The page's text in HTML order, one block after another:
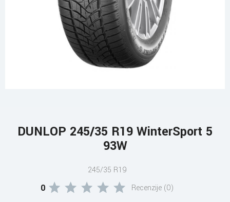
DUNLOP 245/35 R19 WinterSport 5
93W
245/35 R19
0 Recenzije (0)